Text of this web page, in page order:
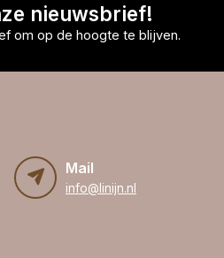
nieuwsbrief!
om op de hoogte te blijven.
Mail
info@linijn.nl